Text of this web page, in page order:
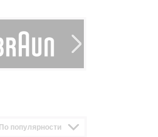
По популярности